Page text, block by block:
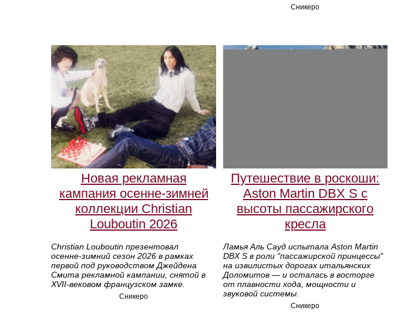
Сникеро
Новая рекламная
кампания осенне‑зимней
коллекции Christian
Louboutin 2026
Christian Louboutin презентовал
осенне‑зимний сезон 2026 в рамках
первой под руководством Джейдена
Смита рекламной кампании, снятой в
XVII‑вековом французском замке.
Сникеро
Путешествие в роскоши:
Aston Martin DBX S с
высоты пассажирского
кресла
Ламья Аль Сауд испытала Aston Martin
DBX S в роли "пассажирской принцессы"
на извилистых дорогах итальянских
Доломитов — и осталась в восторге
от плавности хода, мощности и
звуковой системы.
Сникеро